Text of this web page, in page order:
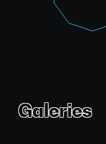
Galeries